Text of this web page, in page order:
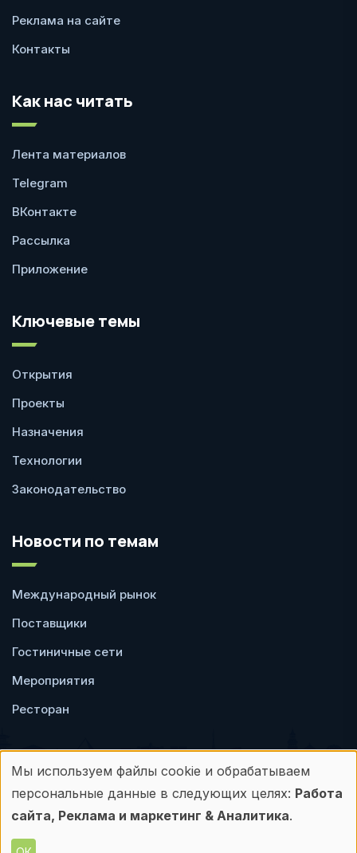
Реклама на сайте
Контакты
Как нас читать
Лента материалов
Telegram
ВКонтакте
Рассылка
Приложение
Ключевые темы
Открытия
Проекты
Назначения
Технологии
Законодательство
Новости по темам
Международный рынок
Поставщики
Гостиничные сети
Мероприятия
Ресторан
Пользовательское
соглашение
Политика
конфиденциальности
Использование
персональных
Мы используем файлы cookie и обрабатываем
персональные данные в следующих целях: Работа
сайта, Реклама и маркетинг & Аналитика.